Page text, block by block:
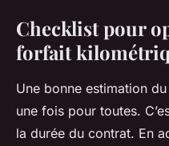
Checklist pour
forfait
Une bonne estimation
une fois pour toutes.
la durée du contrat. En